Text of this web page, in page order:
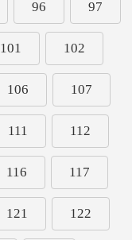
96 97
101 102
106 107
111 112
116 117
121 122